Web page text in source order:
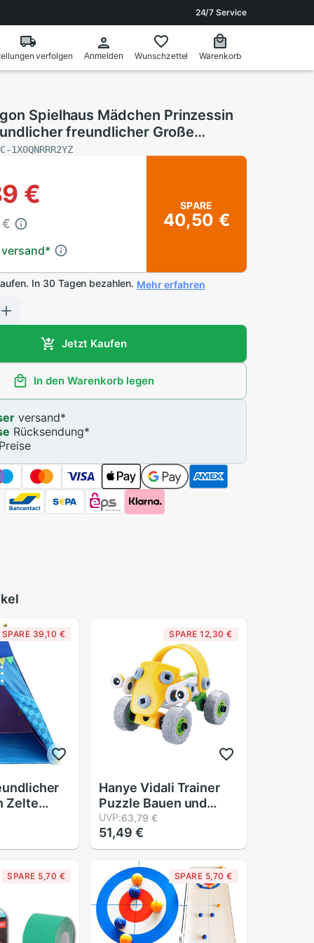
24/7 Service
verfolgen Anmelden Wunschzettel Warenkorb
Spielhaus Mädchen Prinzessin
freundlicher Große
Zelt (Blau)
1X0QNRRR2YZ
€
*
SPARE
40,50 €
In 30 Tagen bezahlen. Mehr erfahren
Jetzt Kaufen
In den Warenkorb legen
versand*
Rücksendung*
Preise
SPARE 39,10 €
Zelte
Spiel
SPARE 12,30 €
Hanye Vidali Trainer
Puzzle Bauen und
Spielen Mini Auto J312
UVP:63,79 €
51,49 €
SPARE 5,70 € SPARE 5,70 €